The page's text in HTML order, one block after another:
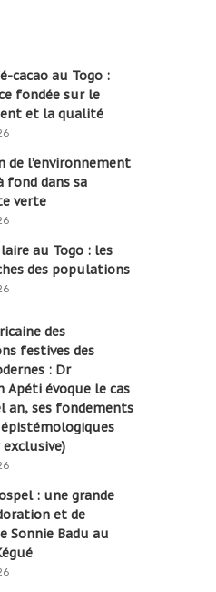
cacao au Togo :
fondée sur le
et la qualité
de l’environnement
fond dans sa
verte
au Togo : les
des populations
des
festives des
: Dr
Apéti évoque le cas
an, ses fondements
: une grande
et de
Sonnie Badu au